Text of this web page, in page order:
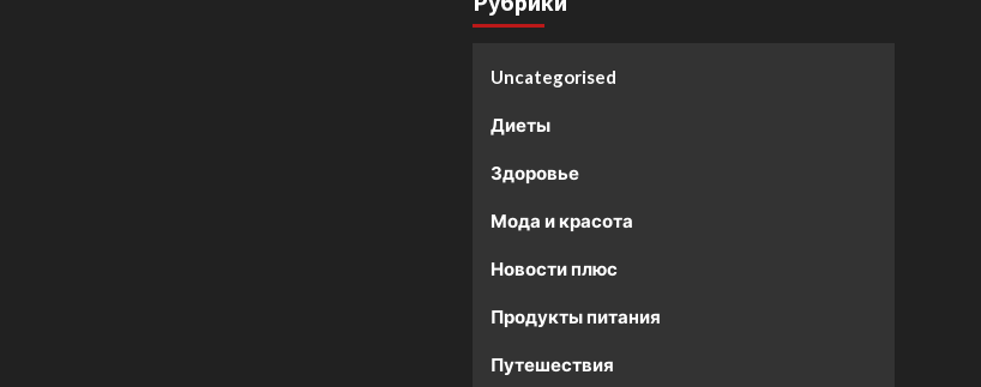
Uncategorised
Диеты
Здоровье
Мода и красота
Новости плюс
Продукты питания
Путешествия